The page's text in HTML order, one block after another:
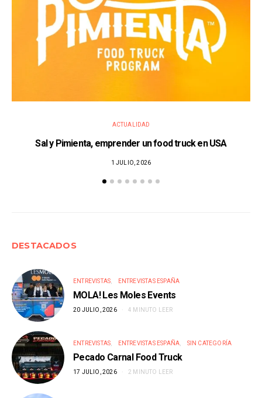
ACTUALIDAD
Sal y Pimienta, emprender un food truck en USA
1 JULIO, 2026
DESTACADOS
ENTREVISTAS ENTREVISTAS ESPAÑA
MOLA! Les Moles Events
20 JULIO, 2026 4 MINUTO LEER
ENTREVISTAS ENTREVISTAS ESPAÑA SIN CATEGORÍA
Pecado Carnal Food Truck
17 JULIO, 2026 2 MINUTO LEER